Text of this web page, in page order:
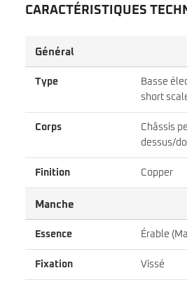
CARACTÉRISTIQUES
Général
Type
Basse
short
Corps
Châssis
dessus/
Finition Copper
Manche
Essence Érable
Fixation Vissé